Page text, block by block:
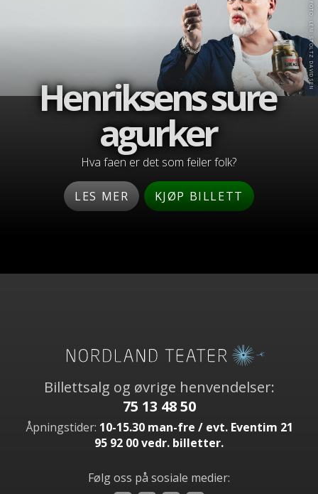
FOTO: LENI STOLTZ DAVIDSEN
Henriksens sure
agurker
Hva faen er det som feiler folk?
LES MER KJØP BILLETT
Billettsalg og øvrige henvendelser:
75 13 48 50
Åpningstider: 10-15.30 man-fre / evt. Eventim 21
95 92 00 vedr. billetter.
Følg oss på sosiale medier: